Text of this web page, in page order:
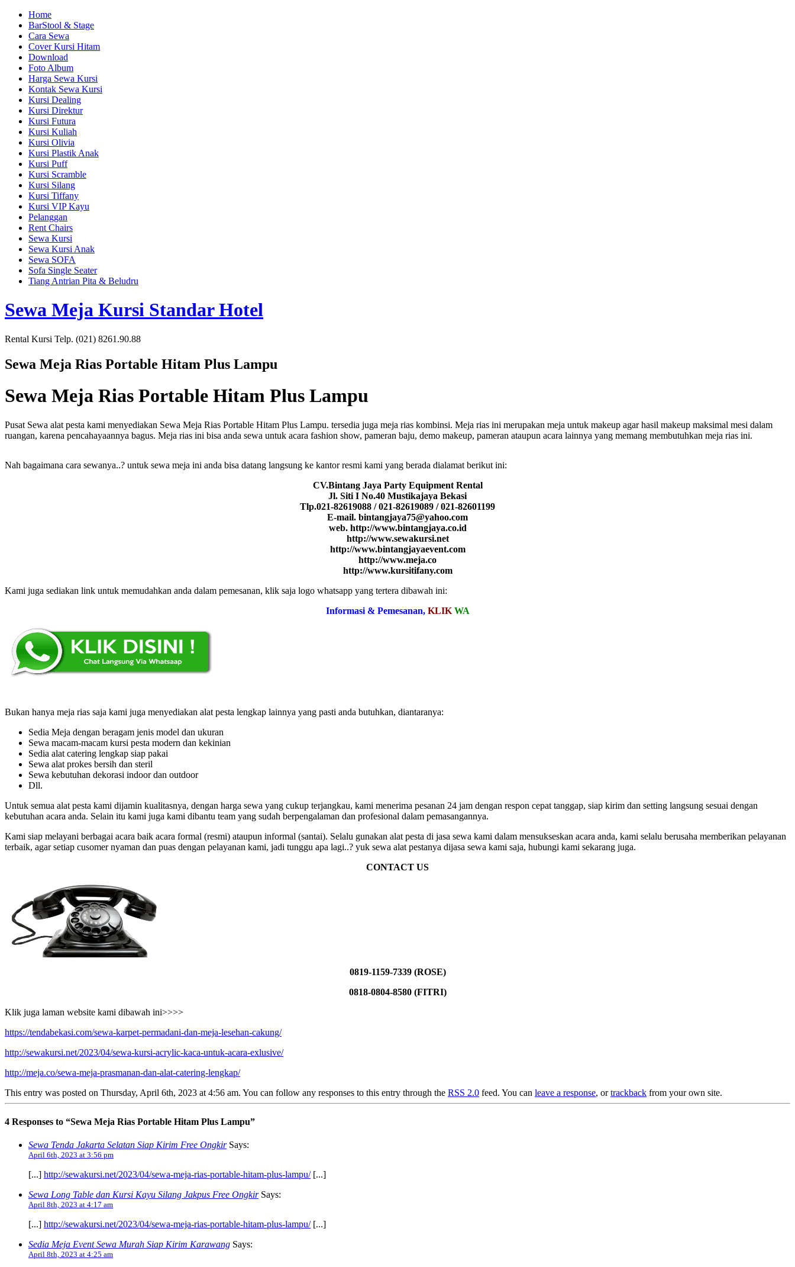
Home
BarStool & Stage
Cara Sewa
Cover Kursi Hitam
Download
Foto Album
Harga Sewa Kursi
Kontak Sewa Kursi
Kursi Dealing
Kursi Direktur
Kursi Futura
Kursi Kuliah
Kursi Olivia
Kursi Plastik Anak
Kursi Puff
Kursi Scramble
Kursi Silang
Kursi Tiffany
Kursi VIP Kayu
Pelanggan
Rent Chairs
Sewa Kursi
Sewa Kursi Anak
Sewa SOFA
Sofa Single Seater
Tiang Antrian Pita & Beludru
Sewa Meja Kursi Standar Hotel
Rental Kursi Telp. (021) 8261.90.88
Sewa Meja Rias Portable Hitam Plus Lampu
Sewa Meja Rias Portable Hitam Plus Lampu
Pusat Sewa alat pesta kami menyediakan Sewa Meja Rias Portable Hitam Plus Lampu. tersedia juga meja rias kombinsi. Meja rias ini merupakan meja untuk makeup agar hasil makeup maksimal mesi dalam
ruangan, karena pencahayaannya bagus. Meja rias ini bisa anda sewa untuk acara fashion show, pameran baju, demo makeup, pameran ataupun acara lainnya yang memang membutuhkan meja rias ini.
Nah bagaimana cara sewanya..? untuk sewa meja ini anda bisa datang langsung ke kantor resmi kami yang berada dialamat berikut ini:
CV.Bintang Jaya Party Equipment Rental
Jl. Siti I No.40 Mustikajaya Bekasi
Tlp.021-82619088 / 021-82619089 / 021-82601199
E-mail. bintangjaya75@yahoo.com
web. http://www.bintangjaya.co.id
http://www.sewakursi.net
http://www.bintangjayaevent.com
http://www.meja.co
http://www.kursitifany.com
Kami juga sediakan link untuk memudahkan anda dalam pemesanan, klik saja logo whatsapp yang tertera dibawah ini:
Informasi & Pemesanan, KLIK WA
Bukan hanya meja rias saja kami juga menyediakan alat pesta lengkap lainnya yang pasti anda butuhkan, diantaranya:
Sedia Meja dengan beragam jenis model dan ukuran
Sewa macam-macam kursi pesta modern dan kekinian
Sedia alat catering lengkap siap pakai
Sewa alat prokes bersih dan steril
Sewa kebutuhan dekorasi indoor dan outdoor
Dll.
Untuk semua alat pesta kami dijamin kualitasnya, dengan harga sewa yang cukup terjangkau, kami menerima pesanan 24 jam dengan respon cepat tanggap, siap kirim dan setting langsung sesuai dengan
kebutuhan acara anda. Selain itu kami juga kami dibantu team yang sudah berpengalaman dan profesional dalam pemasangannya.
Kami siap melayani berbagai acara baik acara formal (resmi) ataupun informal (santai). Selalu gunakan alat pesta di jasa sewa kami dalam mensukseskan acara anda, kami selalu berusaha memberikan pelayanan
terbaik, agar setiap cusomer nyaman dan puas dengan pelayanan kami, jadi tunggu apa lagi..? yuk sewa alat pestanya dijasa sewa kami saja, hubungi kami sekarang juga.
CONTACT US
0819-1159-7339 (ROSE)
0818-0804-8580 (FITRI)
Klik juga laman website kami dibawah ini>>>>
https://tendabekasi.com/sewa-karpet-permadani-dan-meja-lesehan-cakung/
http://sewakursi.net/2023/04/sewa-kursi-acrylic-kaca-untuk-acara-exlusive/
http://meja.co/sewa-meja-prasmanan-dan-alat-catering-lengkap/
This entry was posted on Thursday, April 6th, 2023 at 4:56 am. You can follow any responses to this entry through the RSS 2.0 feed. You can leave a response, ortrackback from your own site.
4 Responses to “Sewa Meja Rias Portable Hitam Plus Lampu”
Sewa Tenda Jakarta Selatan Siap Kirim Free OngkirSays:
April 6th, 2023 at 3:56 pm
[...] http://sewakursi.net/2023/04/sewa-meja-rias-portable-hitam-plus-lampu/[...]
Sewa Long Table dan Kursi Kayu Silang Jakpus Free OngkirSays:
April 8th, 2023 at 4:17 am
[...] http://sewakursi.net/2023/04/sewa-meja-rias-portable-hitam-plus-lampu/[...]
Sedia Meja Event Sewa Murah Siap Kirim Karawang Says:
April 8th, 2023 at 4:25 am